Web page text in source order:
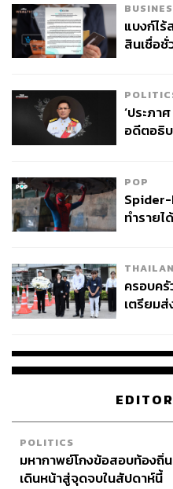
แบงก์ไร้
สินเชื่อ
‘ประภา
อดีตอธิ
POP
Spider-
ทำรายไ
ครอบครั
เตรียม
POLITICS
มหากาพย์โกงข้อสอบท้องถิ่
เดินหน้าสู่จุดจบในสัปดาห์นี้